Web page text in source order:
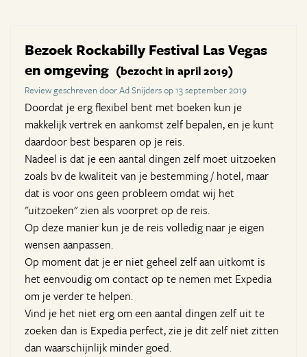
Bezoek Rockabilly Festival Las Vegas
en omgeving (bezocht in april 2019)
Review geschreven door Ad Snijders op 13 september 2019
Doordat je erg flexibel bent met boeken kun je
makkelijk vertrek en aankomst zelf bepalen, en je kunt
daardoor best besparen op je reis.
Nadeel is dat je een aantal dingen zelf moet uitzoeken
zoals bv de kwaliteit van je bestemming / hotel, maar
dat is voor ons geen probleem omdat wij het
"uitzoeken" zien als voorpret op de reis.
Op deze manier kun je de reis volledig naar je eigen
wensen aanpassen.
Op moment dat je er niet geheel zelf aan uitkomt is
het eenvoudig om contact op te nemen met Expedia
om je verder te helpen.
Vind je het niet erg om een aantal dingen zelf uit te
zoeken dan is Expedia perfect, zie je dit zelf niet zitten
dan waarschijnlijk minder goed.